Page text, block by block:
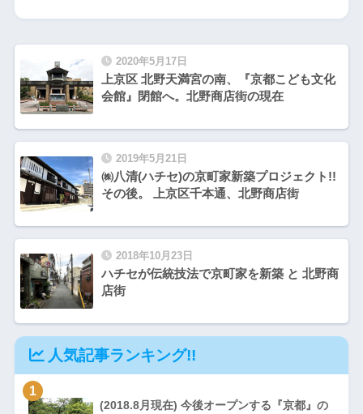
2020年5月17日
上京区 北野天満宮の南、『京都こども文化
会館』閉館へ。北野商店街の現在
2019年5月21日
㈱八清(ハチセ)の京町家新築プロジェクト!!
その後。 上京区千本通、北野商店街
2018年10月23日
ハチセが伝統技法で京町家を新築 と 北野商
店街
人気記事ランキング!!
1
(2018.8月現在) 今後オープンする『京都』の